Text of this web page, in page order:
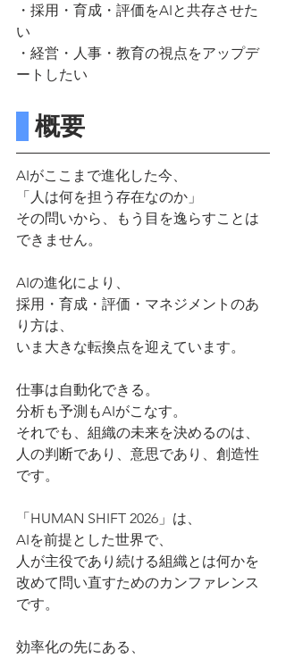
・採用・育成・評価をAIと共存させた
い
・経営・人事・教育の視点をアップデ
ートしたい
概要
AIがここまで進化した今、
「人は何を担う存在なのか」
その問いから、もう目を逸らすことは
できません。
AIの進化により、
採用・育成・評価・マネジメントのあ
り方は、
いま大きな転換点を迎えています。
仕事は自動化できる。
分析も予測もAIがこなす。
それでも、組織の未来を決めるのは、
人の判断であり、意思であり、創造性
です。
「HUMAN SHIFT 2026」は、
AIを前提とした世界で、
人が主役であり続ける組織とは何かを
改めて問い直すためのカンファレンス
です。
効率化の先にある、